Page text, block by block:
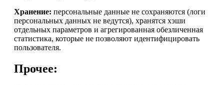
Хранение: персональные данные не сохраняются (логи
персональных данных не ведутся), хранятся хэши
отдельных параметров и агрегированная обезличенная
статистика, которые не позволяют идентифицировать
пользователя.
Прочее: